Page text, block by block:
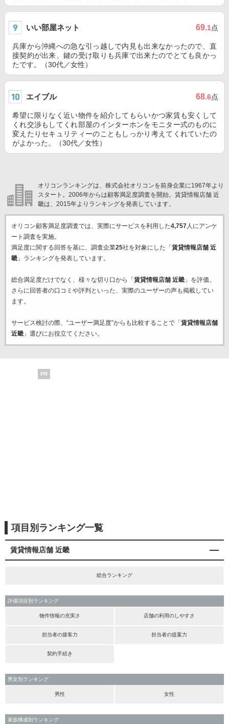
いい部屋ネット 69.1点
兵庫から沖縄への急な引っ越しで内見も出来なかったので、直
接契約が出来、鍵の受け取りも兵庫で出来たのでとても良かっ
たです。（30代／女性）
エイブル 68.6点
希望に限りなく近い物件を紹介してもらいかつ家賃も安くして
くれ交渉もしてくれ部屋のインターホンをモニター式のものに
変えたりセキュリティーのこともしっかり考えてくれていたの
がよかった。（30代／女性）
オリコンランキングは、株式会社オリコンを前身企業に1967年より
スタート。2006年からは顧客満足度調査を開始。賃貸情報店舗 近
畿は、2015年よりランキングを発表しています。
オリコン顧客満足度調査では、実際にサービスを利用した4,757人にアンケ
ート調査を実施。
満足度に関する回答を基に、調査企業25社を対象にした「 賃貸情報店舗 近
畿」ランキングを発表しています。
総合満足度だけでなく、様々な切り口から「 賃貸情報店舗 近畿」を評価。
さらに回答者の口コミや評判といった、実際のユーザーの声も掲載してい
ます。
サービス検討の際、“ユーザー満足度”からも比較することで「 賃貸情報店舗
近畿」選びにお役立てください。
PR
項目別ランキング一覧
賃貸情報店舗 近畿
総合ランキング
評価項目別ランキング
物件情報の充実さ 店舗の利用のしやすさ
担当者の接客力 担当者の提案力
契約手続き
男女別ランキング
男性 女性
家族構成別ランキング